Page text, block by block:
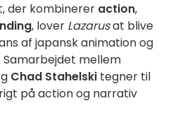
der kombinerer action,
, lover Lazarusat blive
af japansk animation og
Samarbejdet mellem
Chad Stahelski tegner til
på action og narrativ